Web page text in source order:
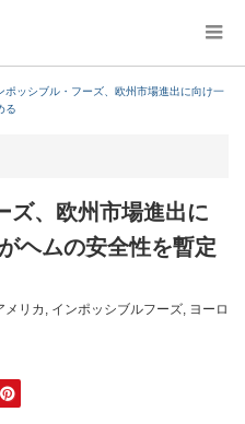
ポッシブル・フーズ、欧州市場進出に向け一
る
ズ、欧州市場進出に
ヘムの安全性を暫定
メリカ , インポッシブルフーズ, ヨーロ